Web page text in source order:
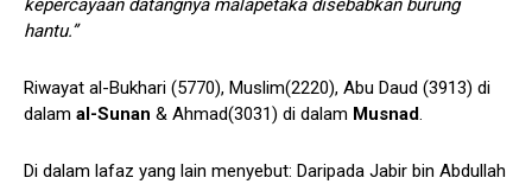
kepercayaan datangnya malapetaka disebabkan burung
hantu.”
Riwayat al-Bukhari (5770), Muslim(2220), Abu Daud (3913) di
dalam al-Sunan & Ahmad(3031) di dalam Musnad.
Di dalam lafaz yang lain menyebut: Daripada Jabir bin Abdullah